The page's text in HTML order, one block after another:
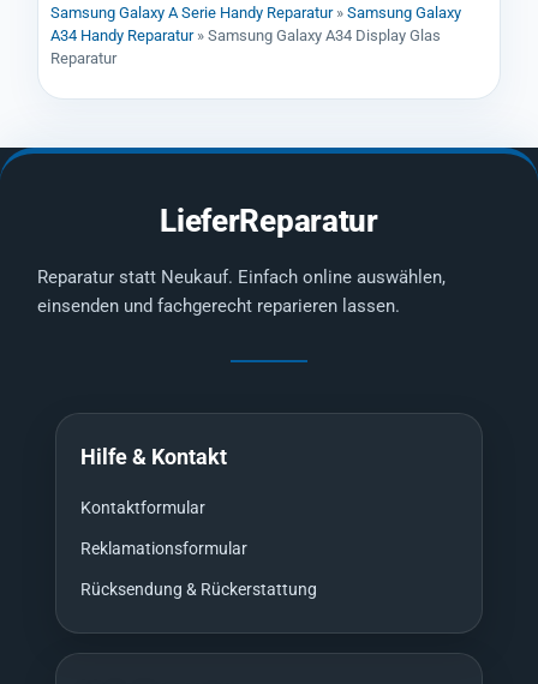
Samsung Galaxy A Serie Handy Reparatur» Samsung Galaxy
A34 Handy Reparatur» Samsung Galaxy A34 Display Glas
Reparatur
LieferReparatur
Reparatur statt Neukauf. Einfach online auswählen,
einsenden und fachgerecht reparieren lassen.
Hilfe & Kontakt
Kontaktformular
Reklamationsformular
Rücksendung & Rückerstattung